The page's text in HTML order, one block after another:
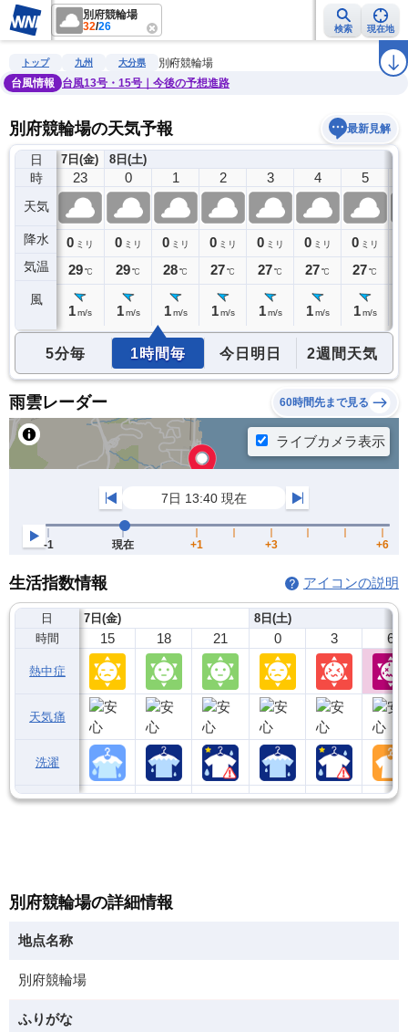
別府競輪場
32/26 検索 現在地
雨雲レーダー 台風情報 地震情報 ラ
トップ 九州 大分県
別府競輪場
台風情報
台風13号・15号｜今後の予想進路
別府競輪場の天気予報 最新見解
日
時
天気
降水
気温
風
7日(金)
22
0ミリ
29℃
23
0 ミリ
29 ℃
1m/s
8日(土)
0
0 ミリ
29℃
1 m/s
1
0 ミリ
28℃
1 m/s
2
0 ミリ
27℃
1 m/s
3
0 ミリ
27℃
1 m/s
4
0 ミリ
27℃
1 m/s
5
0 ミリ
27℃
1 m/s
5分毎 1時間毎 今日明日 2週間天気
雨雲レーダー 60時間先まで見る
生活指数情報 アイコンの説明
日
時間
熱中症
天気痛
洗濯
7日(金)
15 18 21
8日(土)
0 3 6
別府競輪場の詳細情報
地点名称
別府競輪場
ふりがな